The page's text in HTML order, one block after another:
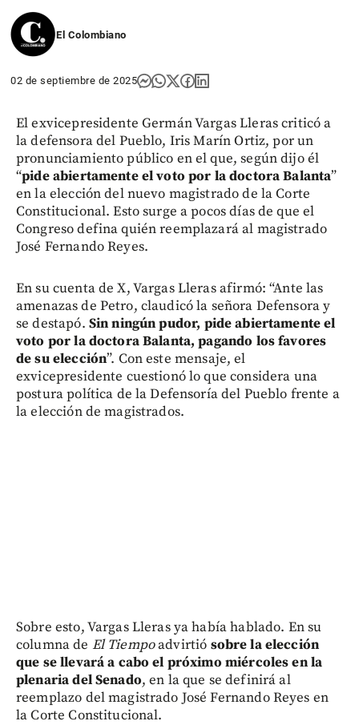
El Colombiano
02 de septiembre de 2025
El exvicepresidente Germán Vargas Lleras criticó a
la defensora del Pueblo, Iris Marín Ortiz, por un
pronunciamiento público en el que, según dijo él
“pide abiertamente el voto por la doctora Balanta”
en la elección del nuevo magistrado de la Corte
Constitucional. Esto surge a pocos días de que el
Congreso defina quién reemplazará al magistrado
José Fernando Reyes.
En su cuenta de X, Vargas Lleras afirmó: “Ante las
amenazas de Petro, claudicó la señora Defensora y
se destapó. Sin ningún pudor, pide abiertamente el
voto por la doctora Balanta, pagando los favores
de su elección”. Con este mensaje, el
exvicepresidente cuestionó lo que considera una
postura política de la Defensoría del Pueblo frente a
la elección de magistrados.
Sobre esto, Vargas Lleras ya había hablado. En su
columna de El Tiempoadvirtió sobre la elección
que se llevará a cabo el próximo miércoles en la
plenaria del Senado, en la que se definirá al
reemplazo del magistrado José Fernando Reyes en
la Corte Constitucional.